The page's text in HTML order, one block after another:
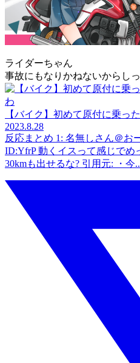
ライダーちゃん
事故にもなりかねないからし
【バイク】初めて原付に乗っ
2023.8.28
反応まとめ 1: 名無しさん＠お
ID:YfrP 動くイスって感じで
30kmも出せるな? 引用元: ・今